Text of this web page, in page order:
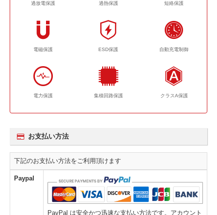
過放電保護 過熱保護 短絡保護
電磁保護 ESD保護 自動充電制御
電力保護 集積回路保護 クラスA保護
お支払い方法
下記のお支払い方法をご利用頂けます
Paypal
PayPal は安全かつ迅速な支払い方法です。アカウント